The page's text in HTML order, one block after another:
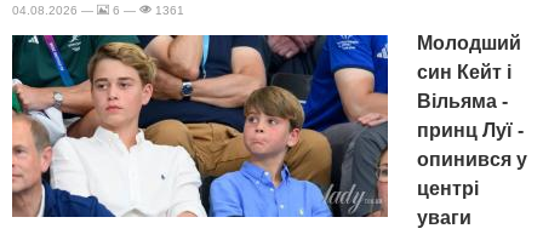
04.08.2026 — 6 — 1361
Молодший
син Кейт і
Вільяма -
принц Луї -
опинився у
центрі
уваги